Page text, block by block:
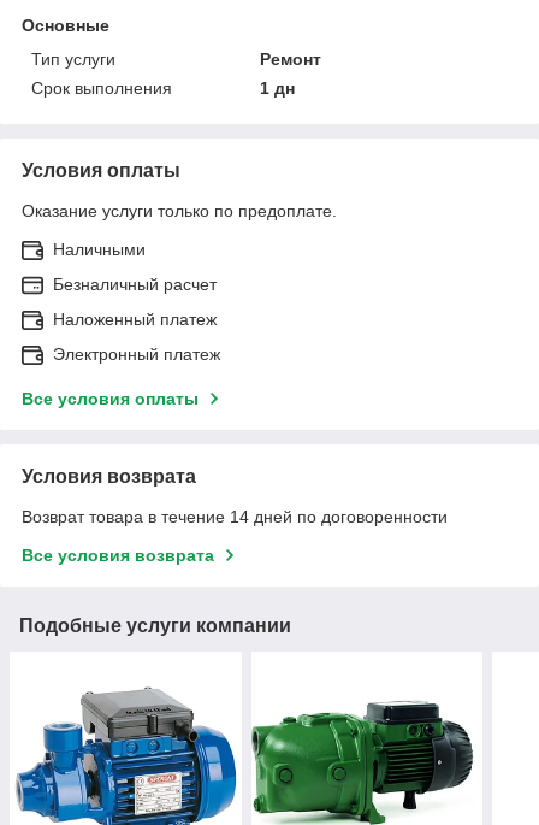
Основные
Тип услуги
Ремонт
Срок выполнения
1 дн
Условия оплаты
Оказание услуги только по предоплате.
Наличными
Безналичный расчет
Наложенный платеж
Электронный платеж
Все условия оплаты
Условия возврата
Возврат товара в течение 14 дней по договоренности
Все условия возврата
Подобные услуги компании